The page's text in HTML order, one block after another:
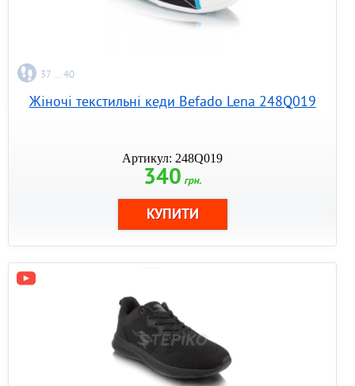
37 ... 40
Жіночі текстильні кеди Befado Lena 248Q019
Артикул: 248Q019
340 грн.